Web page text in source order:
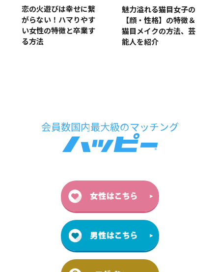
恋の火遊びは幸せに繋
がらない！ハマりやす
い女性の特徴と卒業す
る方法
魅力溢れる猫目女子の
【顔・性格】の特徴＆
猫目メイクの方法、芸
能人を紹介